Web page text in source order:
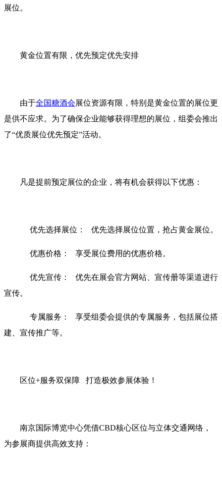
展位。
黄金位置有限，优先预定优先安排
由于全国糖酒会展位资源有限，特别是黄金位置的展位更
是供不应求。为了确保企业能够获得理想的展位，组委会推出
了“优质展位优先预定”活动。
凡是提前预定展位的企业，将有机会获得以下优惠：
优先选择展位： 优先选择展位位置，抢占黄金展位。
优惠价格： 享受展位费用的优惠价格。
优先宣传： 优先在展会官方网站、宣传册等渠道进行
宣传。
专属服务： 享受组委会提供的专属服务，包括展位搭
建、宣传推广等。
区位+服务双保障 打造极效参展体验！
南京国际博览中心凭借CBD核心区位与立体交通网络，
为参展商提供高效支持：